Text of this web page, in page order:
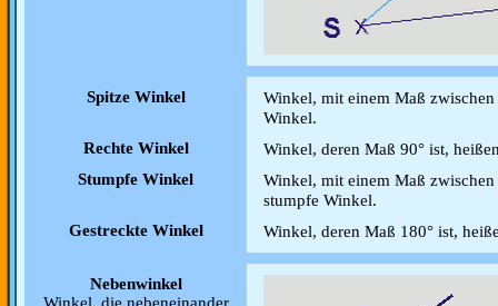
Spitze Winkel
Winkel, mit einem Maß
Winkel.
Rechte Winkel Winkel, deren Maß 90° ist,
Stumpfe Winkel
Winkel, mit einem Maß
stumpfe Winkel.
Gestreckte Winkel Winkel, deren Maß 180° ist,
Nebenwinkel